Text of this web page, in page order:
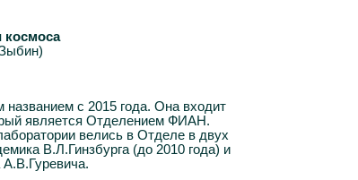
космоса
с 2015 года. Она входит
является Отделением ФИАН.
велись в Отделе в двух
В.Л.Гинзбурга (до 2010 года) и
А.В.Гуревича.